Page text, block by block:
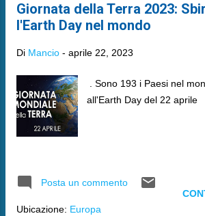
Giornata della Terra 2023:
l'Earth Day nel mondo
Di Mancio - aprile 22, 2023
. Sono 193 i Paesi nel
all'Earth Day del 22 aprile
Posta un commento
Ubicazione: Europa